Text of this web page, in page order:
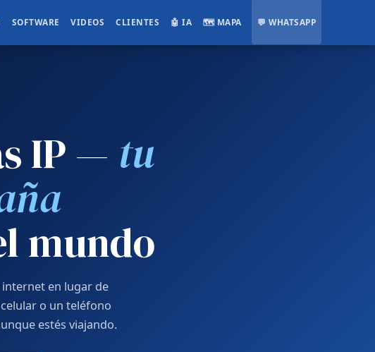
SOFTWARE VIDEOS CLIENTES 🤖 IA 🗺️ MAPA 💬 WHATSAPP
IP — tu
mundo
en lugar de
o un teléfono
estés viajando.